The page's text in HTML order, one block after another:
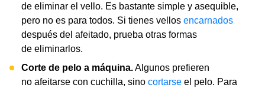
de eliminar el vello. Es bastante simple y asequible,
pero no es para todos. Si tienes vellos encarnados
después del afeitado, prueba otras formas
de eliminarlos.
Corte de pelo a máquina.Algunos prefieren
no afeitarse con cuchilla, sino cortarse el pelo. Para